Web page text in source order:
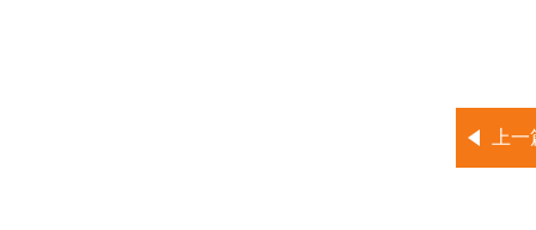
上